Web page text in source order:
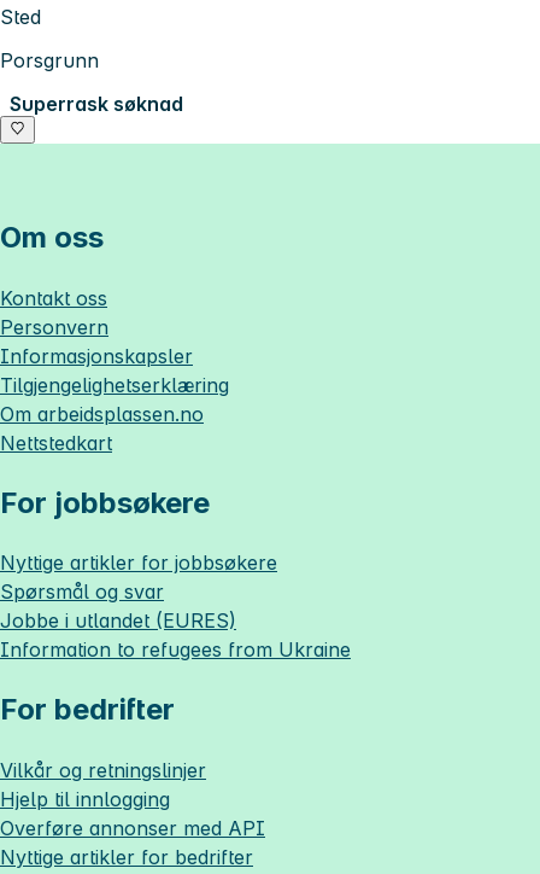
Sted
Porsgrunn
Superrask søknad
Om oss
Kontakt oss
Personvern
Informasjonskapsler
Tilgjengelighetserklæring
Om arbeidsplassen.no
Nettstedkart
For jobbsøkere
Nyttige artikler for jobbsøkere
Spørsmål og svar
Jobbe i utlandet (EURES)
Information to refugees from Ukraine
For bedrifter
Vilkår og retningslinjer
Hjelp til innlogging
Overføre annonser med API
Nyttige artikler for bedrifter